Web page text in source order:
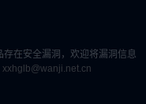
在安全漏洞，欢迎将漏洞信息
xxhglb@wanji.net.cn